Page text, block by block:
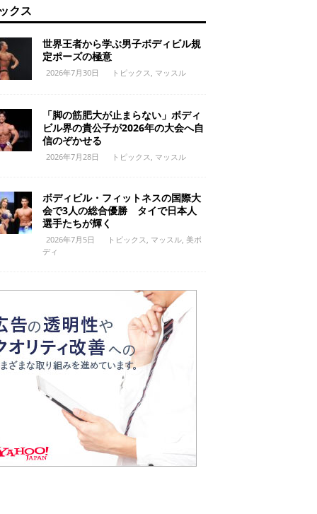
クス
世界王者から学ぶ男子ボディビル規
定ポーズの極意
2026年7月30日 トピックス マッスル
「脚の筋肥大が止まらない」ボディ
ビル界の貴公子が2026年の大会へ自
信のぞかせる
2026年7月28日 トピックス マッスル
ボディビル・フィットネスの国際大
会で3人の総合優勝 タイで日本人
選手たちが輝く
2026年7月5日 トピックス マッスル, 美ボ
ディ